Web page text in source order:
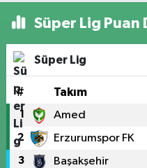
Süper Lig Puan
Süper Lig
# Takım
1 Amed
2 Erzurumspor FK
3 Başakşehir